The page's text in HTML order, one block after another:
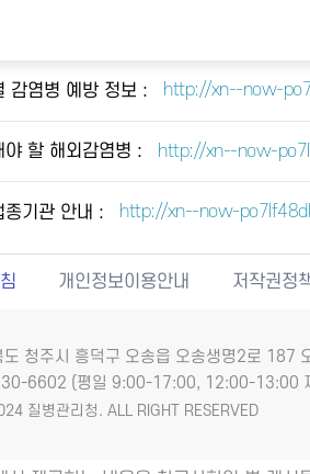
감염병 예방 정보 : http://xn--now-
야 할 해외감염병 : http://xn--now-
종기관 안내 : http://xn--now-
개인정보이용안내 저작권정
청주시 흥덕구 오송읍 오송생명2로 187
6602 (평일 9:00-17:00, 12:00-13:00
질병관리청. ALL RIGHT RESERVED